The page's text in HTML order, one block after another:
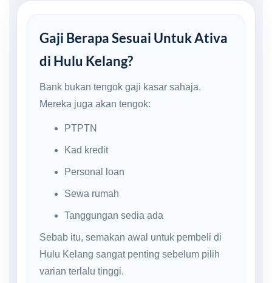
Gaji Berapa Sesuai Untuk Ativa
di Hulu Kelang?
Bank bukan tengok gaji kasar sahaja.
Mereka juga akan tengok:
PTPTN
Kad kredit
Personal loan
Sewa rumah
Tanggungan sedia ada
Sebab itu, semakan awal untuk pembeli di
Hulu Kelang sangat penting sebelum pilih
varian terlalu tinggi.